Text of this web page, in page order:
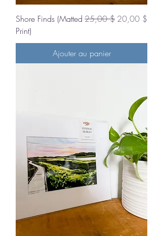
Shore Finds (Matted
Print)
Prix original
25,00 $ Prix
20,00 $
Ajouter au panier